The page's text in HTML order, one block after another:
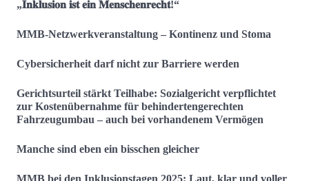
„𝐈𝐧𝐤𝐥𝐮𝐬𝐢𝐨𝐧 𝐢𝐬𝐭 𝐞𝐢𝐧 𝐌𝐞𝐧𝐬𝐜𝐡𝐞𝐧𝐫𝐞𝐜𝐡𝐭!“
MMB-Netzwerkveranstaltung – Kontinenz und Stoma
Cybersicherheit darf nicht zur Barriere werden
Gerichtsurteil stärkt Teilhabe: Sozialgericht verpflichtet
zur Kostenübernahme für behindertengerechten
Fahrzeugumbau – auch bei vorhandenem Vermögen
Manche sind eben ein bisschen gleicher
MMB bei den Inklusionstagen 2025: Laut, klar und voller